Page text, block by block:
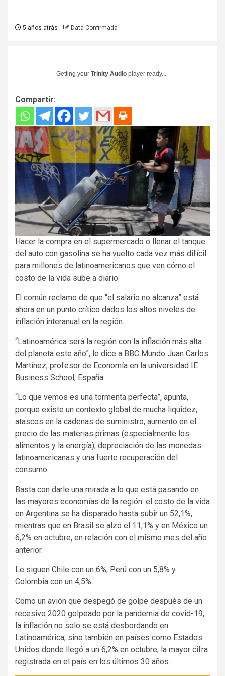
5 años atrás Data Confirmada
Getting your Trinity Audio player ready...
Compartir:
Hacer la compra en el supermercado o llenar el tanque
del auto con gasolina se ha vuelto cada vez más difícil
para millones de latinoamericanos que ven cómo el
costo de la vida sube a diario.
El común reclamo de que “el salario no alcanza” está
ahora en un punto crítico dados los altos niveles de
inflación interanual en la región.
“Latinoamérica será la región con la inflación más alta
del planeta este año”, le dice a BBC Mundo Juan Carlos
Martínez, profesor de Economía en la universidad IE
Business School, España.
“Lo que vemos es una tormenta perfecta”, apunta,
porque existe un contexto global de mucha liquidez,
atascos en la cadenas de suministro, aumento en el
precio de las materias primas (especialmente los
alimentos y la energía), depreciación de las monedas
latinoamericanas y una fuerte recuperación del
consumo.
Basta con darle una mirada a lo que está pasando en
las mayores economías de la región: el costo de la vida
en Argentina se ha disparado hasta subir un 52,1%,
mientras que en Brasil se alzó el 11,1% y en México un
6,2% en octubre, en relación con el mismo mes del año
anterior.
Le siguen Chile con un 6%, Perú con un 5,8% y
Colombia con un 4,5%.
Como un avión que despegó de golpe después de un
recesivo 2020 golpeado por la pandemia de covid-19,
la inflación no solo se está desbordando en
Latinoamérica, sino también en países como Estados
Unidos donde llegó a un 6,2% en octubre, la mayor cifra
registrada en el país en los últimos 30 años.